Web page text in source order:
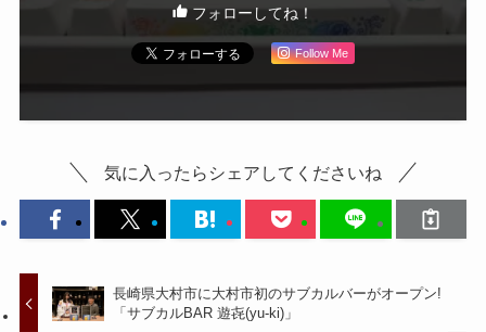
フォローしてね！
Follow Me
気に入ったらシェアしてくださいね
長崎県大村市に大村市初のサブカルバーがオープン!
「サブカルBAR 遊㐂(yu-ki)」